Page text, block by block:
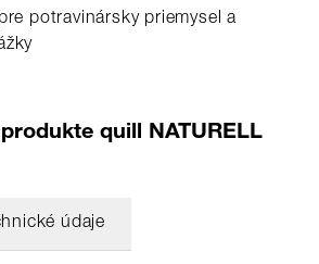
potravinársky priemysel a
quill NATURELL
údaje